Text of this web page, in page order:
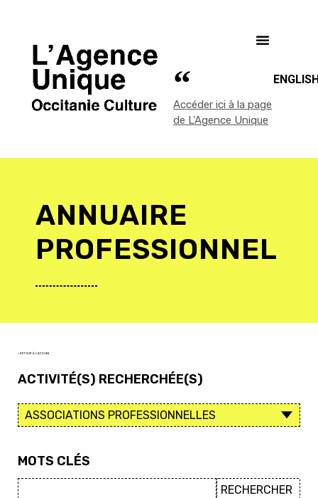
Accéder ici à la page
de L'Agence Unique
ANNUAIRE
PROFESSIONNEL
< RETOUR À L'ACCUEIL
ACTIVITÉ(S) RECHERCHÉE(S)
MOTS CLÉS